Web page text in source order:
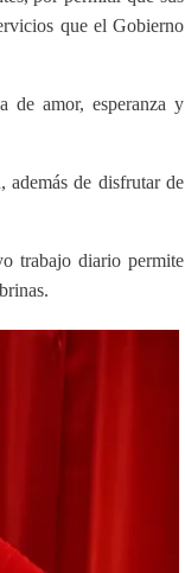
que el Gobierno
de amor, esperanza y
de disfrutar de
trabajo diario permite